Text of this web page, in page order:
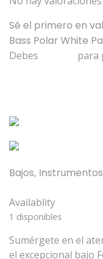
Sé el primero en
Bass Polar White
Debes para
Bajos,
Availablity
1 disponibles
Sumérgete en el
el excepcional bajo